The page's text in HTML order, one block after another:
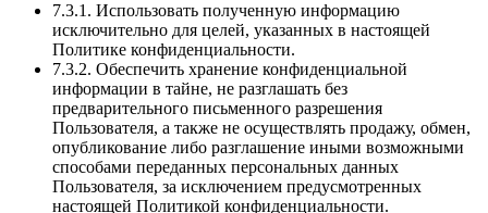
7.3.1. Использовать полученную информацию
исключительно для целей, указанных в настоящей
Политике конфиденциальности.
7.3.2. Обеспечить хранение конфиденциальной
информации в тайне, не разглашать без
предварительного письменного разрешения
Пользователя, а также не осуществлять продажу, обмен,
опубликование либо разглашение иными возможными
способами переданных персональных данных
Пользователя, за исключением предусмотренных
настоящей Политикой конфиденциальности.